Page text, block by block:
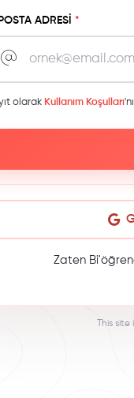
ADRESI *
olarak Kullanım Koşulları
Zaten
This